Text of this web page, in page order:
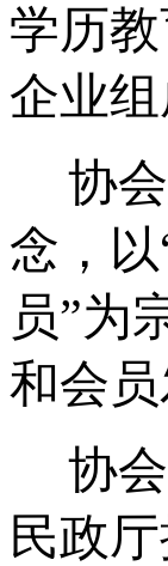
学历
企业组
协
念，
员”为
和会
协
民政